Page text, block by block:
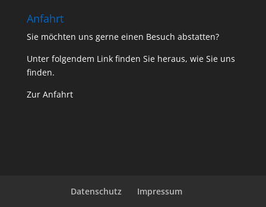
Anfahrt
Sie möchten uns gerne einen Besuch abstatten?
Unter folgendem Link finden Sie heraus, wie Sie uns
finden.
Zur Anfahrt
Datenschutz Impressum